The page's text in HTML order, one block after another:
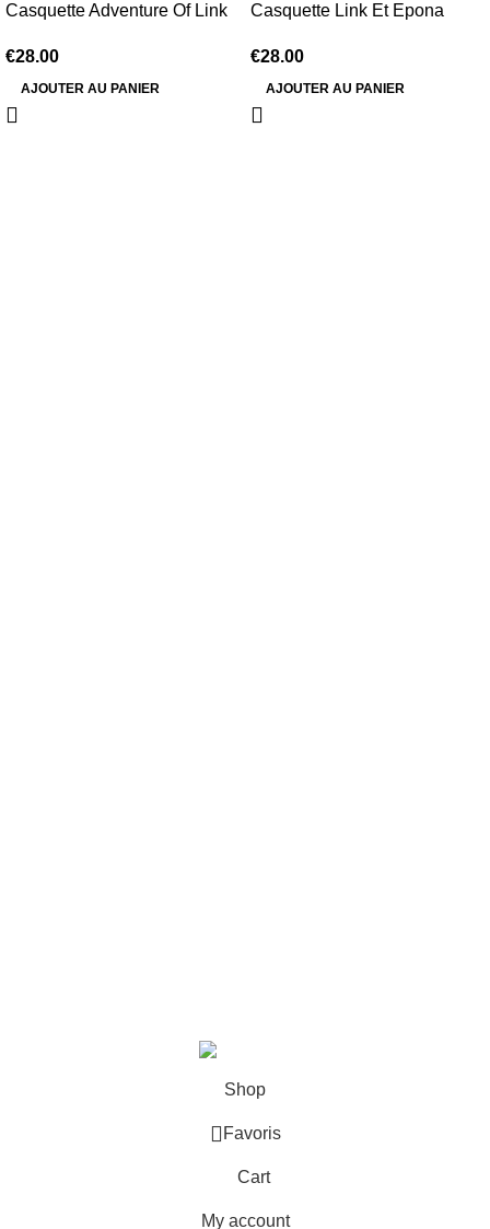
Casquette Adventure Of Link
€28.00
AJOUTER AU PANIER
Casquette Link Et Epona
€28.00
AJOUTER AU PANIER
Shop
Favoris
Cart
My account